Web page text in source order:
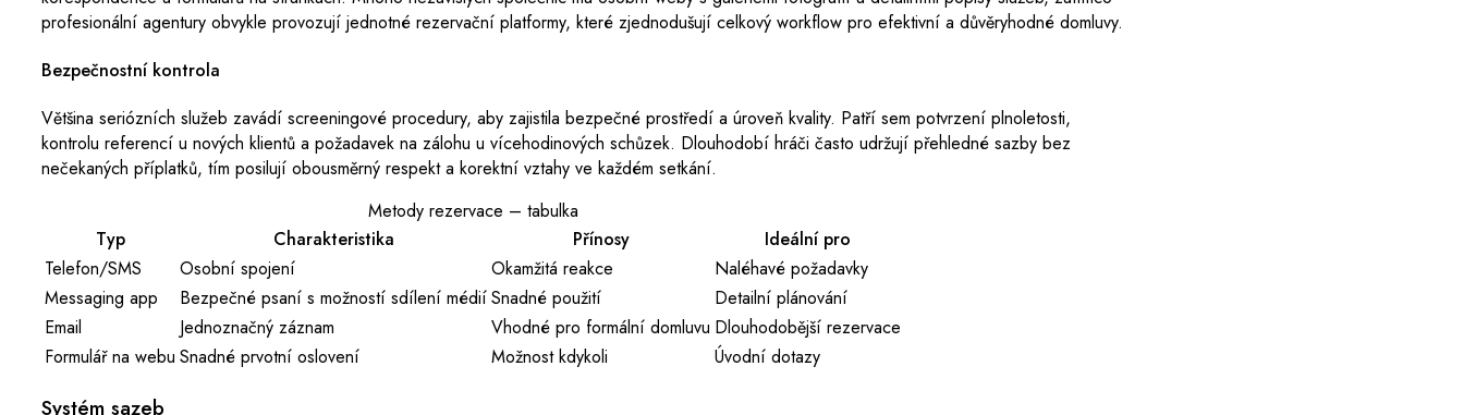
profesionální agentury obvykle provozují jednotné rezervační platformy, které zjednodušují celkový workflow pro efektivní a důvěryhodné domluvy.
Bezpečnostní kontrola
Většina seriózních služeb zavádí screeningové procedury, aby zajistila bezpečné prostředí a úroveň kvality. Patří sem potvrzení plnoletosti,
kontrolu referencí u nových klientů a požadavek na zálohu u vícehodinových schůzek. Dlouhodobí hráči často udržují přehledné sazby bez
nečekaných příplatků, tím posilují obousměrný respekt a korektní vztahy ve každém setkání.
Metody rezervace – tabulka
Typ
Charakteristika Přínosy
Ideální pro
Telefon/SMS
Osobní spojení Okamžitá reakce
Naléhavé požadavky
Messaging app
Bezpečné psaní s možností sdílení médiíSnadné použití
Detailní plánování
Email
Jednoznačný záznam Vhodné pro formální domluvu Dlouhodobější rezervace
Formulář na webu Snadné prvotní oslovení Možnost kdykoli Úvodní dotazy
Systém sazeb